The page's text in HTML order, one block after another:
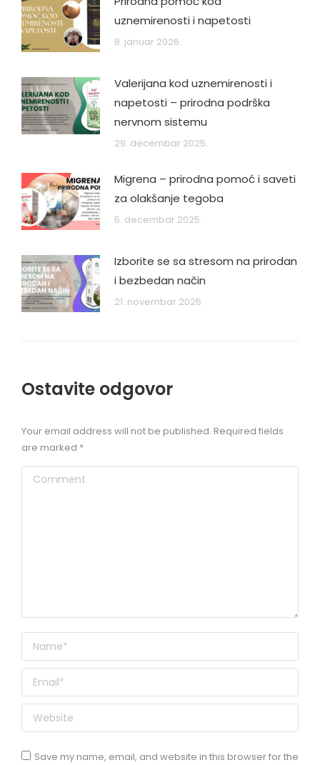
uznemirenosti i napetosti
8. januar 2026.
Valerijana kod uznemirenosti i
napetosti – prirodna podrška
nervnom sistemu
29. decembar 2025.
Migrena – prirodna pomoć i saveti
za olakšanje tegoba
5. decembar 2025.
Izborite se sa stresom na prirodan
i bezbedan način
21. novembar 2025.
Ostavite odgovor
Your email address will not be published. Required fields
are marked *
Comment
Name *
Email *
Website
Save my name, email, and website in this browser for the